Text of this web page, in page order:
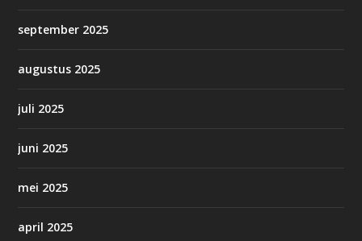
september 2025
augustus 2025
juli 2025
juni 2025
mei 2025
april 2025